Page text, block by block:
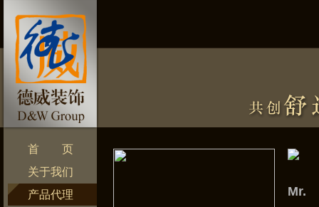
首 页
关于我们
产品代理
Mr.